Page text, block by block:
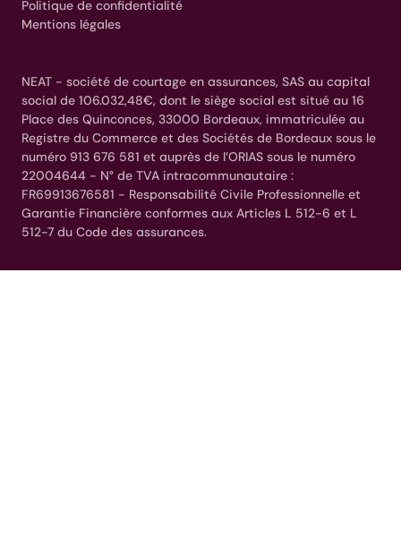
Politique de confidentialité
Mentions légales
NEAT - société de courtage en assurances, SAS au capital
social de 106.032,48€, dont le siège social est situé au 16
Place des Quinconces, 33000 Bordeaux, immatriculée au
Registre du Commerce et des Sociétés de Bordeaux sous le
numéro 913 676 581 et auprès de l’ORIAS sous le numéro
22004644 - N° de TVA intracommunautaire :
FR69913676581 - Responsabilité Civile Professionnelle et
Garantie Financière conformes aux Articles L 512-6 et L
512-7 du Code des assurances.